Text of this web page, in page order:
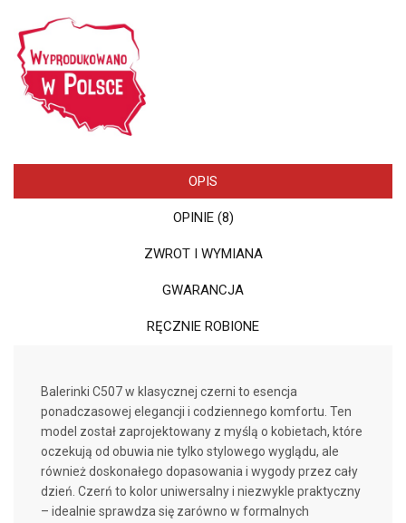
OPIS
OPINIE (8)
ZWROT I WYMIANA
GWARANCJA
RĘCZNIE ROBIONE
Balerinki C507 w klasycznej czerni to esencja
ponadczasowej elegancji i codziennego komfortu. Ten
model został zaprojektowany z myślą o kobietach, które
oczekują od obuwia nie tylko stylowego wyglądu, ale
również doskonałego dopasowania i wygody przez cały
dzień. Czerń to kolor uniwersalny i niezwykle praktyczny
– idealnie sprawdza się zarówno w formalnych